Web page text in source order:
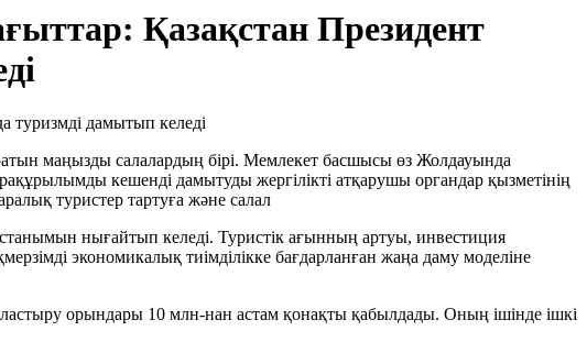
Қазақстан Президент
маңызды салалардың бірі. Мемлекет басшысы өз Жолдауында
кешенді дамытуды жергілікті атқарушы органдар қызметінің
туристер тартуға және салал
ұстанымын нығайтып келеді. Туристік ағынның артуы, инвестиция
экономикалық тиімділікке бағдарланған жаңа даму моделіне
орындары 10 млн-нан астам қонақты қабылдады. Оның ішінде ішкі